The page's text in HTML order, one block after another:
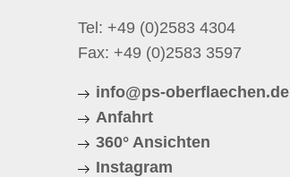
Tel: +49 (0)2583 4304
Fax: +49 (0)2583 3597
info@ps-oberflaechen.de
Anfahrt
360° Ansichten
Instagram